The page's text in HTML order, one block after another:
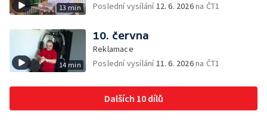
13 min
Poslední vysílání12. 6. 2026na ČT1
14 min
10. června
Reklamace
Poslední vysílání11. 6. 2026na ČT1
Dalších 10 dílů